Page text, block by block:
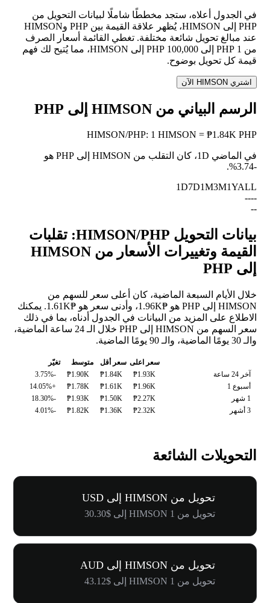
في الجدول أعلاه، ستجد مخططًا شاملًا لبيانات التحويل من
PHP إلى HIMSON، يُظهر علاقة القيمة بين PHP وHIMSON
عند مبالغ تحويل شائعة مختلفة. تغطي القائمة أسعار الصرف
من 1 PHP إلى 100,000 PHP إلى HIMSON، مما يُتيح لك فهم
قيمة كل تحويل بوضوح.
اشتري HIMSON الآن
الرسم البياني من HIMSON إلى PHP
HIMSON/PHP: 1 HIMSON = ₱1.84K PHP
في الماضي 1D، كان التقلب من HIMSON إلى PHP هو
-3.74%
.
1D7D1M3M1YALL
--
--
--
بيانات التحويل HIMSON/PHP: تقلبات
القيمة وتغييرات الأسعار من HIMSON
إلى PHP
خلال الأيام السبعة الماضية، كان أعلى سعر للسهم من
HIMSON إلى PHP هو ₱1.96K، وأدنى سعر هو ₱1.61K. يمكنك
الاطلاع على المزيد من البيانات في الجدول أدناه، بما في ذلك
سعر السهم من HIMSON إلى PHP خلال الـ 24 ساعة الماضية،
والـ 30 يومًا الماضية، والـ 90 يومًا الماضية.
سعر اعلى سعر أقل متوسط
تغيّر
آخر 24 ساعة
₱1.93K
₱1.84K
₱1.90K
-3.75%
أسبوع 1
₱1.96K
₱1.61K
₱1.78K
+14.05%
1 شهر
₱2.27K
₱1.50K
₱1.93K
-18.30%
3 أشهر
₱2.32K
₱1.36K
₱1.82K
-4.01%
التحويلات الشائعة
تحويل من HIMSON إلى USD
تحويل من 1 HIMSON إلى $30.30
تحويل من HIMSON إلى AUD
تحويل من 1 HIMSON إلى $43.12